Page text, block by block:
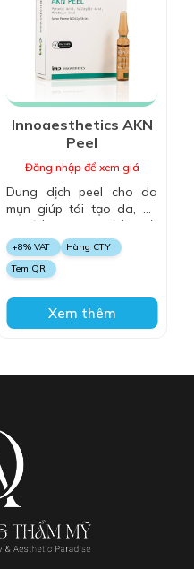
Innoaesthetics AKN
Peel
Đăng nhập để xem giá
Dung dịch peel cho da
mụn giúp tái tạo da, hỗ
trợ điều trị mụn, điều tiết
tuyến bã, bình thường
hóa tuyến bã nhờn, làm
thông thoáng lỗ chân
lông, thúc đẩy quá trình
tái tạo và củng cố hàng
rào bảo vệ da, kháng
khuẩn, ngăn ngừa mụn tái
+8% VAT
Hàng CTY
Tem QR
Xem thêm